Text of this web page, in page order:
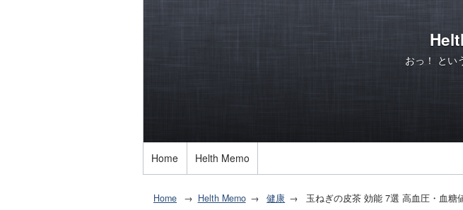
おっ！ とい
Home Helth Memo
Home Helth Memo 健康 玉ねぎの皮茶 効能 7選 高血圧・血糖